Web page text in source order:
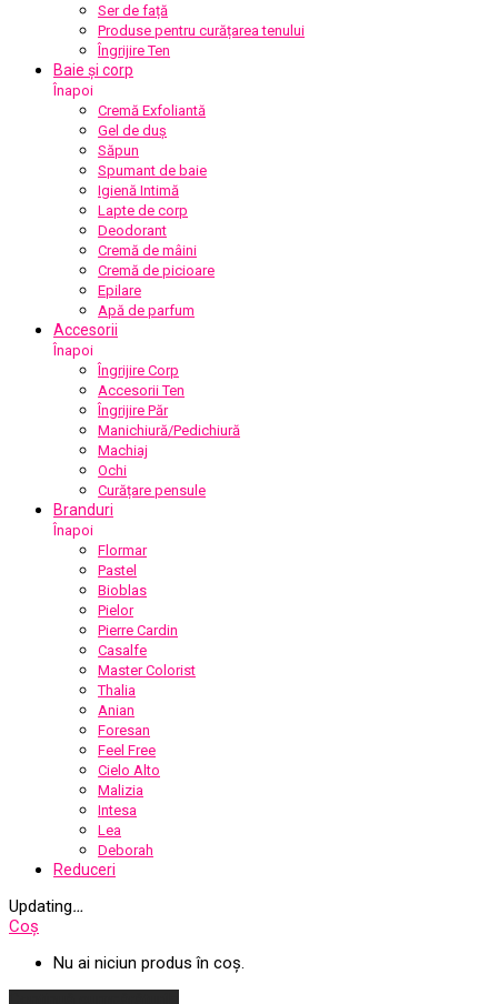
Ser de față
Produse pentru curățarea tenului
Îngrijire Ten
Baie și corp
Înapoi
Cremă Exfoliantă
Gel de duș
Săpun
Spumant de baie
Igienă Intimă
Lapte de corp
Deodorant
Cremă de mâini
Cremă de picioare
Epilare
Apă de parfum
Accesorii
Înapoi
Îngrijire Corp
Accesorii Ten
Îngrijire Păr
Manichiură/Pedichiură
Machiaj
Ochi
Curățare pensule
Branduri
Înapoi
Flormar
Pastel
Bioblas
Pielor
Pierre Cardin
Casalfe
Master Colorist
Thalia
Anian
Foresan
Feel Free
Cielo Alto
Malizia
Intesa
Lea
Deborah
Reduceri
Updating…
Coș
Nu ai niciun produs în coș.